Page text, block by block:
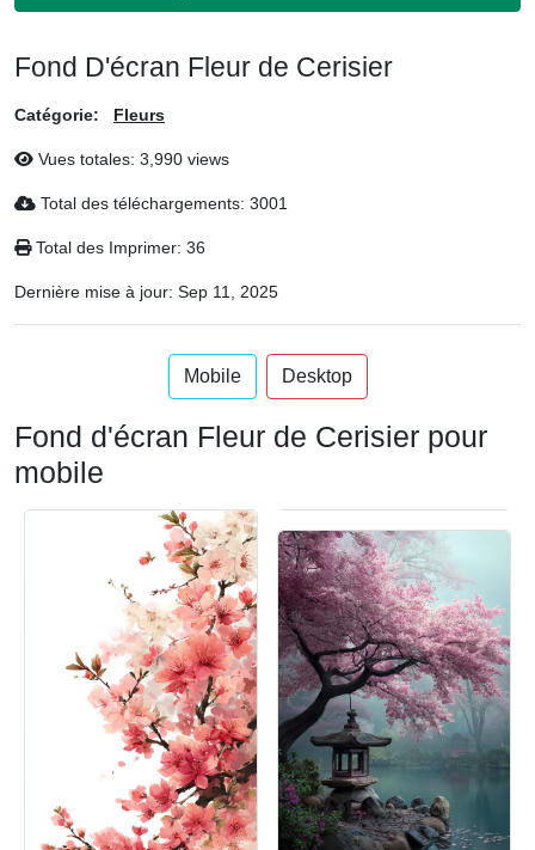
Fond D'écran Fleur de Cerisier
Catégorie: Fleurs
Vues totales: 3,990 views
Total des téléchargements: 3001
Total des Imprimer: 36
Dernière mise à jour: Sep 11, 2025
Mobile Desktop
Fond d'écran Fleur de Cerisier pour
mobile